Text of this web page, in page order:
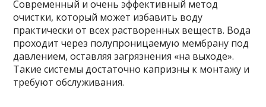
Современный и очень эффективный метод
очистки, который может избавить воду
практически от всех растворенных веществ. Вода
проходит через полупроницаемую мембрану под
давлением, оставляя загрязнения «на выходе».
Такие системы достаточно капризны к монтажу и
требуют обслуживания.